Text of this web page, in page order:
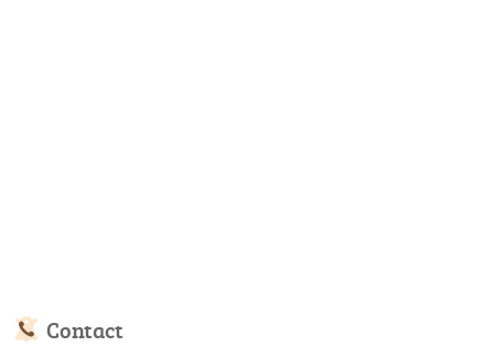
Contact